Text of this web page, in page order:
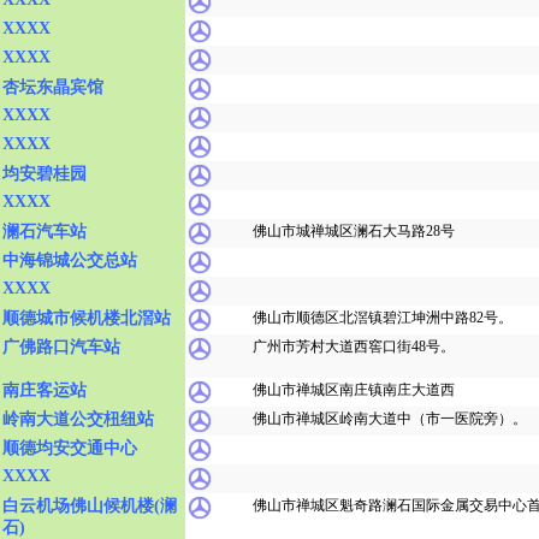
XXXX
XXXX
杏坛东晶宾馆
XXXX
XXXX
均安碧桂园
XXXX
澜石汽车站
佛山市城禅城区澜石大马路28号
中海锦城公交总站
XXXX
顺德城市候机楼北滘站
佛山市顺德区北滘镇碧江坤洲中路82号。
广佛路口汽车站 广州市芳村大道西窖口街48号。
南庄客运站 佛山市禅城区南庄镇南庄大道西
岭南大道公交杻纽站 佛山市禅城区岭南大道中（市一医院旁）。
顺德均安交通中心
XXXX
白云机场佛山候机楼(澜
石)
佛山市禅城区魁奇路澜石国际金属交易中心